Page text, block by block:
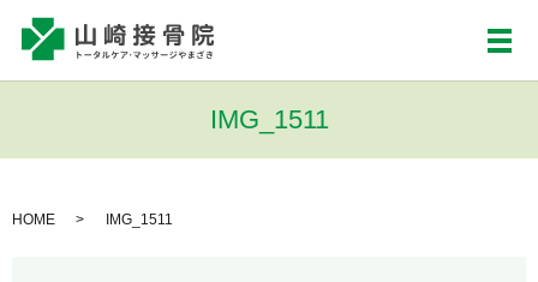
メ
IMG_1511
HOME IMG_1511